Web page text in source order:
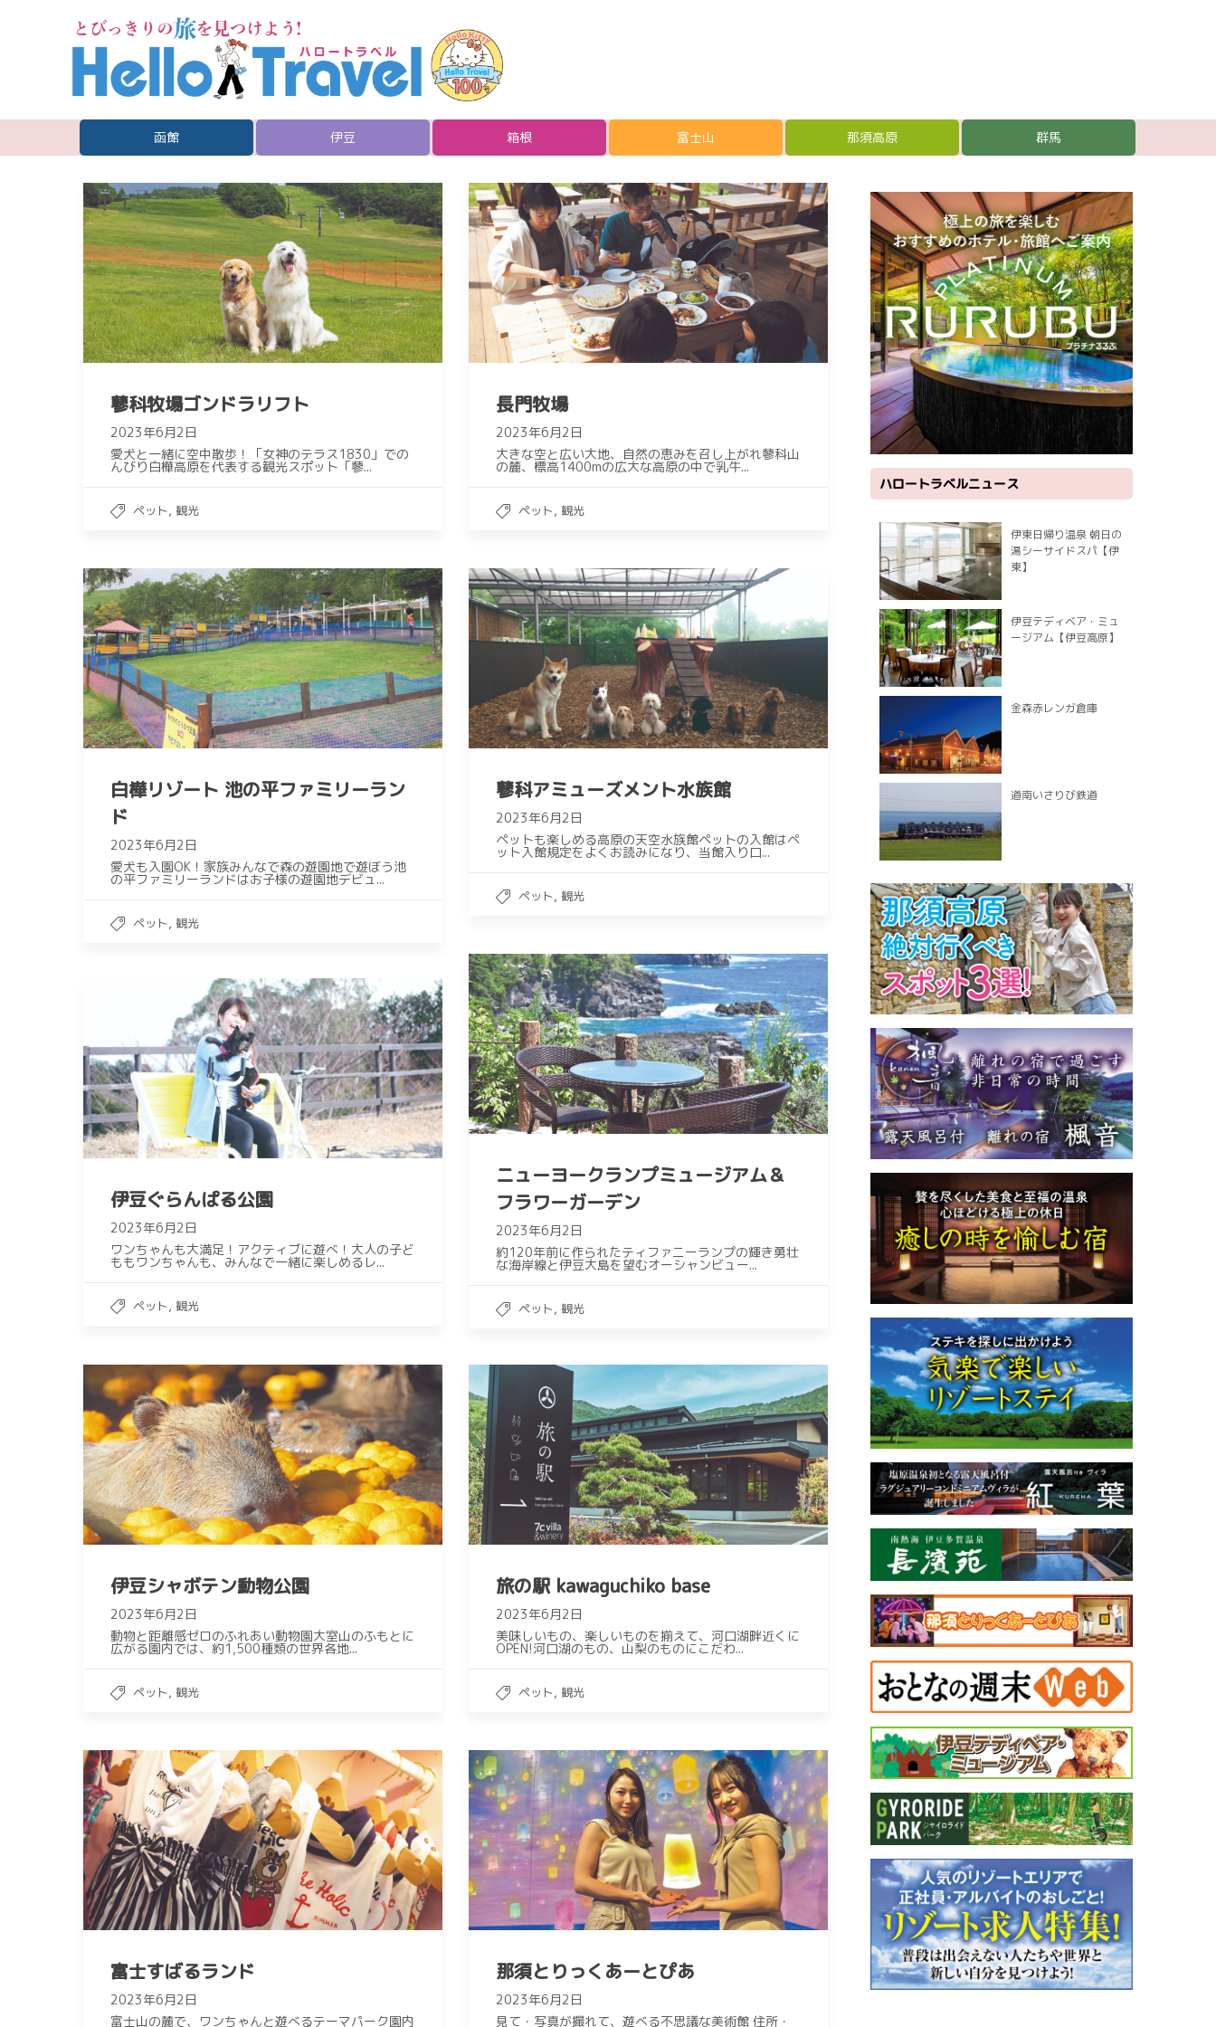
函館 伊豆 箱根 富士山 那須高原 群馬
蓼科牧場ゴンドラリフト
2023年6月2日
愛犬と一緒に空中散歩！「女神のテラス1830」での
んびり白樺高原を代表する観光スポット「蓼...
ペット , 観光
長門牧場
2023年6月2日
大きな空と広い大地、自然の恵みを召し上がれ蓼科山
の麓、標高1400mの広大な高原の中で乳牛...
ペット , 観光
白樺リゾート 池の平ファミリーラン
ド
2023年6月2日
愛犬も入園OK！家族みんなで森の遊園地で遊ぼう池
の平ファミリーランドはお子様の遊園地デビュ...
ペット , 観光
蓼科アミューズメント水族館
2023年6月2日
ペットも楽しめる高原の天空水族館ペットの入館はペ
ット入館規定をよくお読みになり、当館入り口...
ペット , 観光
ニューヨークランプミュージアム＆
フラワーガーデン
2023年6月2日
約120年前に作られたティファニーランプの輝き勇壮
な海岸線と伊豆大島を望むオーシャンビュー...
ペット , 観光
伊豆ぐらんぱる公園
2023年6月2日
ワンちゃんも大満足！アクティブに遊べ！大人の子ど
ももワンちゃんも、みんなで一緒に楽しめるレ...
ペット , 観光
伊豆シャボテン動物公園
2023年6月2日
動物と距離感ゼロのふれあい動物園大室山のふもとに
広がる園内では、約1,500種類の世界各地...
ペット , 観光
旅の駅 kawaguchiko base
2023年6月2日
美味しいもの、楽しいものを揃えて、河口湖畔近くに
OPEN!河口湖のもの、山梨のものにこだわ...
ペット , 観光
富士すばるランド
2023年6月2日
富士山の麓で、ワンちゃんと遊べるテーマパーク園内
那須とりっくあーとぴあ
2023年6月2日
見て・写真が撮れて、遊べる不思議な美術館 住所・
ハロートラベルニュース
伊東日帰り温泉 朝日の
湯シーサイドスパ【伊
東】
伊豆テディベア・ミュ
ージアム【伊豆高原】
金森赤レンガ倉庫
道南いさりび鉄道